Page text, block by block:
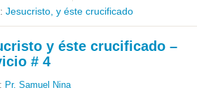
Jesucristo, y éste crucificado
y éste crucificado –
# 4
Pr. Samuel Nina